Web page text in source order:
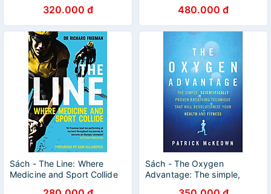
Body by John Clancy
320.000 đ
Food in English
480.000 đ
Sách - The Line: Where
Medicine and Sport Collide
Sách - The Oxygen
Advantage: The simple,